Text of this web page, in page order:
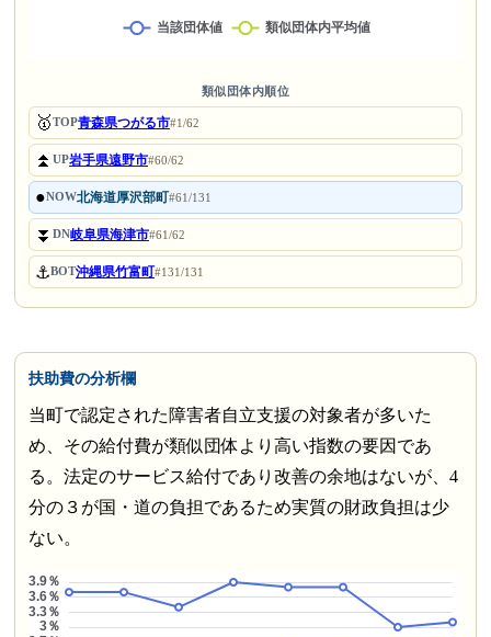
類似団体内順位
🥇TOP青森県つがる市#1/62
⏫UP岩手県遠野市#60/62
●NOW北海道厚沢部町#61/131
⏬DN岐阜県海津市#61/62
⚓BOT沖縄県竹富町#131/131
扶助費の分析欄
当町で認定された障害者自立支援の対象者が多いた
め、その給付費が類似団体より高い指数の要因であ
る。法定のサービス給付であり改善の余地はないが、4
分の３が国・道の負担であるため実質の財政負担は少
ない。